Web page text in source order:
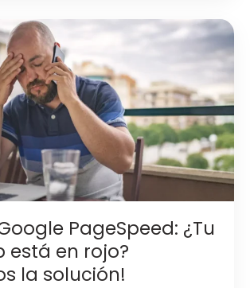
PageSpeed: ¿Tu
está en rojo?
la solución!